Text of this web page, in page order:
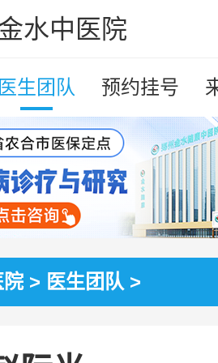
水中医院
医生团队 预约挂号
院> 医生团队 >